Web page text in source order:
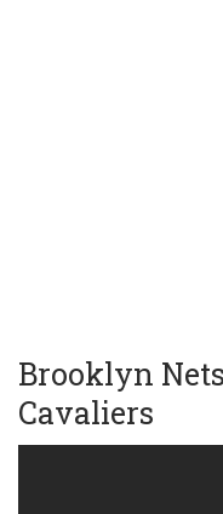
Brooklyn
Cavaliers